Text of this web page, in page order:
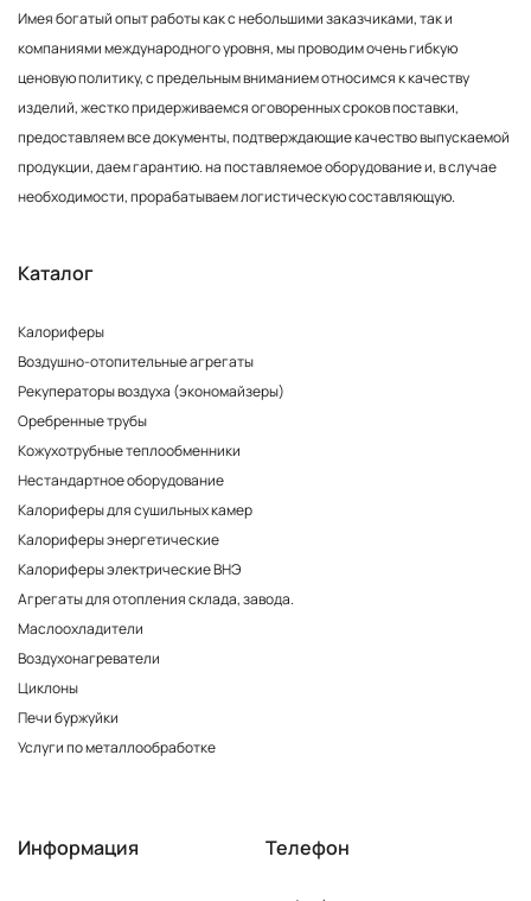
Имея богатый опыт работы как с небольшими заказчиками, так и
компаниями международного уровня, мы проводим очень гибкую
ценовую политику, с предельным вниманием относимся к качеству
изделий, жестко придерживаемся оговоренных сроков поставки,
предоставляем все документы, подтверждающие качество выпускаемой
продукции, даем гарантию. на поставляемое оборудование и, в случае
необходимости, прорабатываем логистическую составляющую.
Каталог
Калориферы
Воздушно-отопительные агрегаты
Рекуператоры воздуха (экономайзеры)
Оребренные трубы
Кожухотрубные теплообменники
Нестандартное оборудование
Калориферы для сушильных камер
Калориферы энергетические
Калориферы электрические ВНЭ
Агрегаты для отопления склада, завода.
Маслоохладители
Воздухонагреватели
Циклоны
Печи буржуйки
Услуги по металлообработке
Информация Телефон